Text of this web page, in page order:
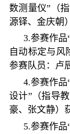
数测量仪”（
源铎、金庆朝
3.参赛作
自动标定与风
参赛队员：卢
4.参赛作
设计”（指导
豪、张文静）
5.参赛作